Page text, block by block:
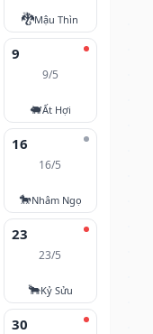
🐉Mậu Thìn
9
9/5
🐖Ất Hợi
16
16/5
🐎Nhâm Ngọ
23
23/5
🐂Kỷ Sửu
30